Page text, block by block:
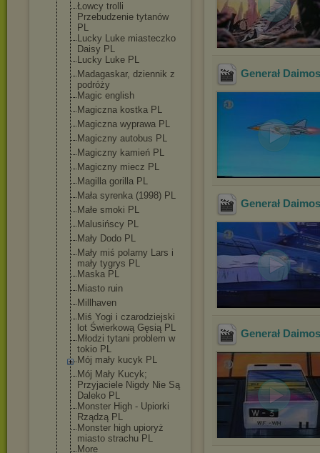
Łowcy trolli
Przebudzenie tytanów
PL
Lucky Luke miasteczko
Daisy PL
Lucky Luke PL
Madagaskar, dziennik z
podróży
Magic english
Magiczna kostka PL
Magiczna wyprawa PL
Magiczny autobus PL
Magiczny kamień PL
Magiczny miecz PL
Magilla gorilla PL
Mała syrenka (1998) PL
Małe smoki PL
Malusińscy PL
Mały Dodo PL
Mały miś polarny Lars i
mały tygrys PL
Maska PL
Miasto ruin
Millhaven
Miś Yogi i czarodziejski
lot Świerkową Gęsią PL
Młodzi tytani problem w
tokio PL
Mój mały kucyk PL
Mój Mały Kucyk;
Przyjaciele Nigdy Nie Są
Daleko PL
Monster High - Upiorki
Rządzą PL
Monster high upioryż
miasto strachu PL
More
Generał
Generał
Generał